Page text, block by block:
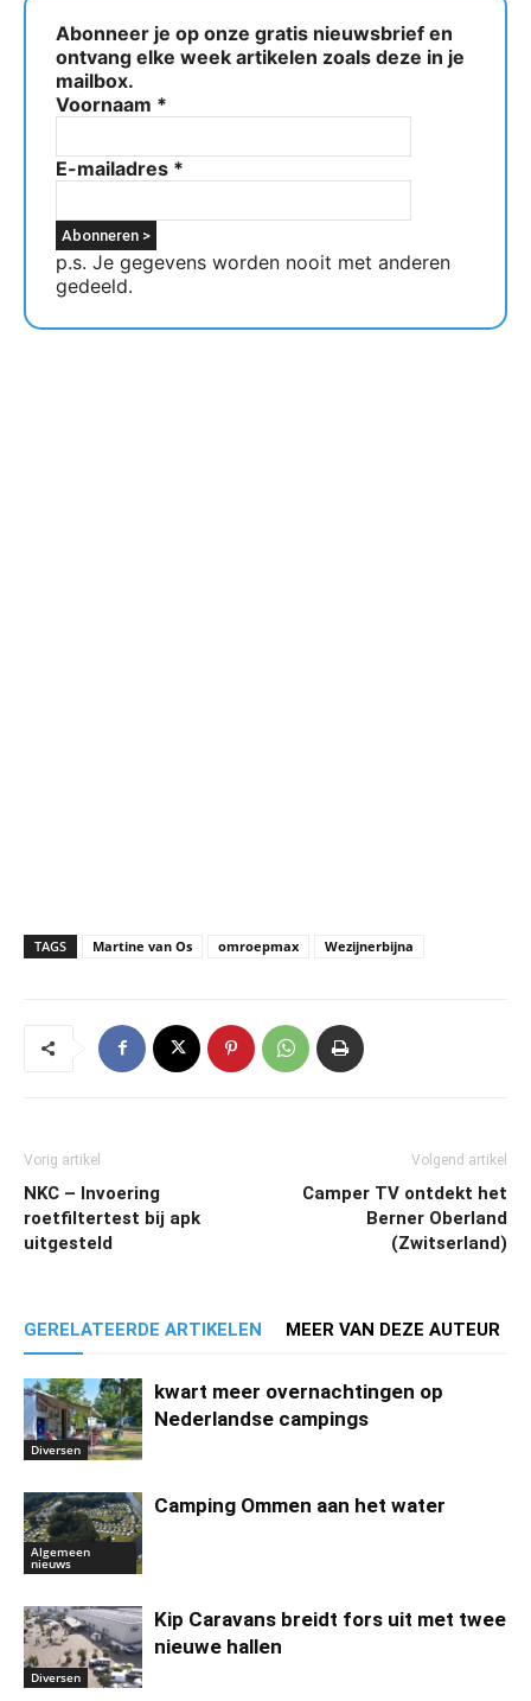
Abonneer je op onze gratis nieuwsbrief en
ontvang elke week artikelen zoals deze in je
mailbox.
Voornaam *
E-mailadres *
p.s. Je gegevens worden nooit met anderen
gedeeld.
TAGS Martine van Os omroepmax Wezijnerbijna
Vorig artikel
NKC – Invoering
roetfiltertest bij apk
uitgesteld
Volgend artikel
Camper TV ontdekt het
Berner Oberland
(Zwitserland)
GERELATEERDE ARTIKELEN MEER VAN DEZE AUTEUR
Diversen
kwart meer overnachtingen op
Nederlandse campings
Algemeen
nieuws
Camping Ommen aan het water
Diversen
Kip Caravans breidt fors uit met twee
nieuwe hallen